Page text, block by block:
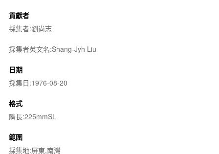
貢獻者
採集者:劉尚志
採集者英文名:Shang-Jyh Liu
日期
採集日:1976-08-20
格式
體長:225mmSL
範圍
採集地:屏東,南灣